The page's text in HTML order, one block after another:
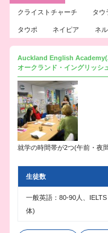
クライストチャーチ タウ
タウポ ネイピア ネ
Auckland English
オークランド・イングリッシ
就学の時間帯が2つ(午前・夜
生徒数
一般英語：80-90人、
体)